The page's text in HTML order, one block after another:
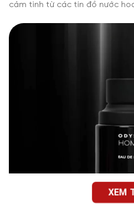
cảm tình từ các tín đồ nước
XEM